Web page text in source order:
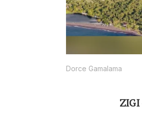
Dorce Gamalama
ZIGI